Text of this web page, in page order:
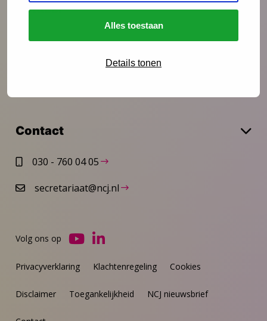
Alles toestaan
Details tonen
Actueel
Contact
030 - 760 04 05
secretariaat@ncj.nl
Privacyverklaring Klachtenregeling Cookies
Disclaimer Toegankelijkheid NCJ nieuwsbrief
Volg ons op
Ga
YouTube
Ga
LinkedIn